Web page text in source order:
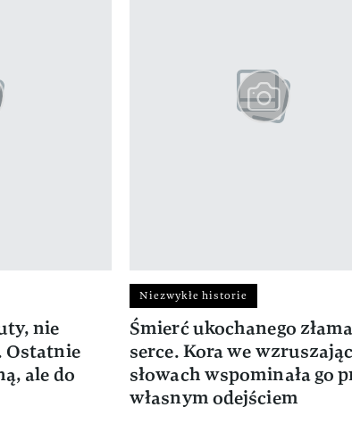
nie
Ostatnie
ale do
Niezwykłe historie
Śmierć ukochanego
serce. Kora we
słowach wspominała go
własnym odejściem